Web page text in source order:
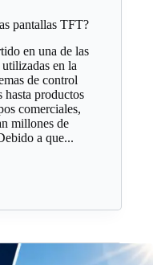
pantallas TFT?
en una de las
en la
de control
productos
comerciales,
millones de
a que...